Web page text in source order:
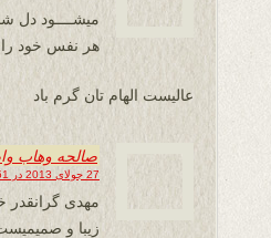
میشــــود دل
هر نفس خود را
عالیست الهام تان گرم باد
صالحه وهاب
27 جولای 2013 در 13:51
مهدی گرانقدر
زیبا و